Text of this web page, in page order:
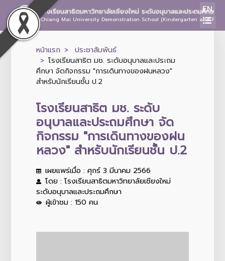
โรงเรียนสาธิตมหาวิทยาลัยเชียงใหม่ ระดับอนุบาลและประถมศึกษา
Chiang Mai University Demonstration School (Kindergarten and
EN
หน้าแรก
ประชาสัมพันธ์
โรงเรียนสาธิต มช. ระดับอนุบาลและประถม
ศึกษา จัดกิจกรรม "การเดินทางของฝนหลวง"
สำหรับนักเรียนชั้น ป.2
โรงเรียนสาธิต มช. ระดับ
อนุบาลและประถมศึกษา จัด
กิจกรรม "การเดินทางของฝน
หลวง" สำหรับนักเรียนชั้น ป.2
เผยแพร่เมื่อ : ศุกร์ 3 มีนาคม 2566
โดย : โรงเรียนสาธิตมหาวิทยาลัยเชียงใหม่
ระดับอนุบาลและประถมศึกษา
ผู้เข้าชม : 150 คน